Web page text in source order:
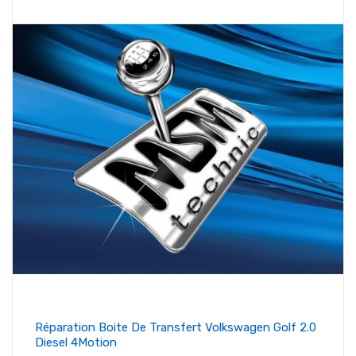
Réparation Boite De Transfert Volkswagen Golf 2.0
Diesel 4Motion